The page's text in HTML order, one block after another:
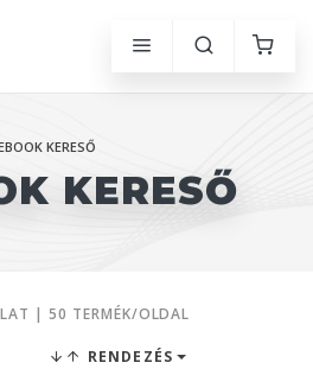
KERESŐ
KERESŐ
| 50 TERMÉK/OLDAL
RENDEZÉS